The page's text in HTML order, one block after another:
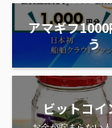
アマギフ
う
ビットコイ